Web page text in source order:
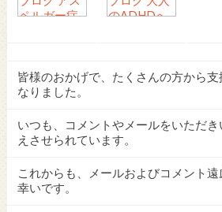
皆様のおかげで、たくさんの方から
なりました。
いつも、コメントやメールをいただ
えさせられています。
これからも、メールおよびコメント
幸いです。